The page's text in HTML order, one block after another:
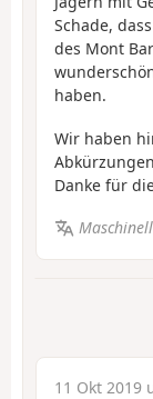
Schade,
des Mont
haben.
Wir haben
Danke für
11 Okt 2019